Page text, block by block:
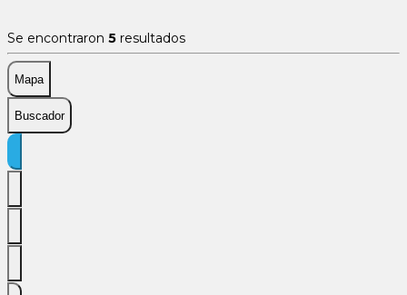
Se encontraron 5 resultados
Mapa
Buscador